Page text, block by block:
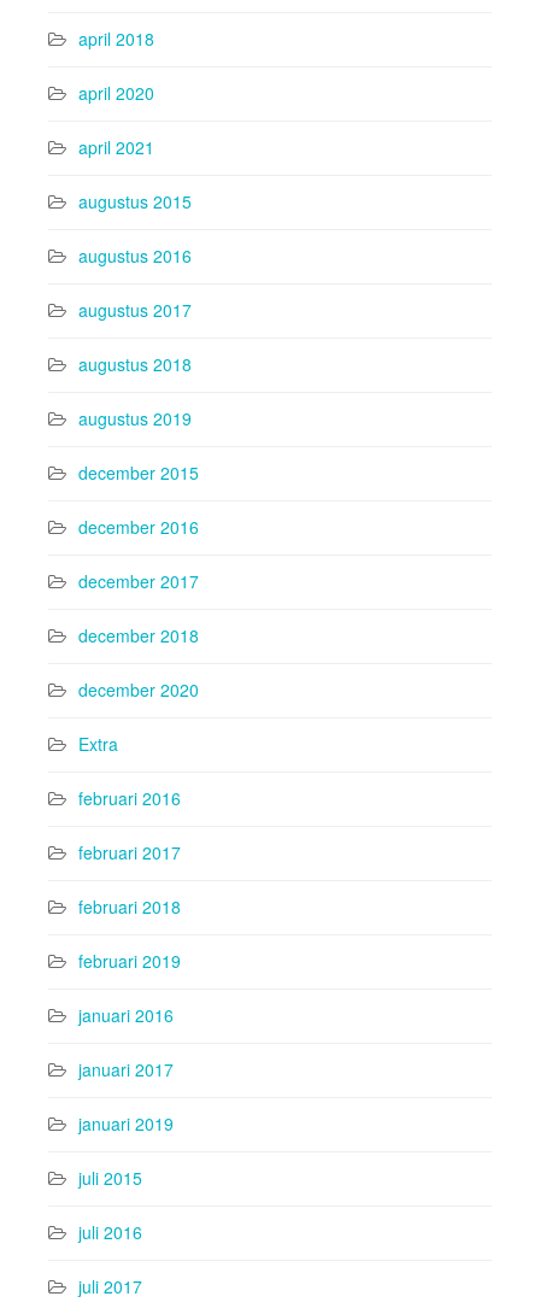
april 2018
april 2020
april 2021
augustus 2015
augustus 2016
augustus 2017
augustus 2018
augustus 2019
december 2015
december 2016
december 2017
december 2018
december 2020
Extra
februari 2016
februari 2017
februari 2018
februari 2019
januari 2016
januari 2017
januari 2019
juli 2015
juli 2016
juli 2017